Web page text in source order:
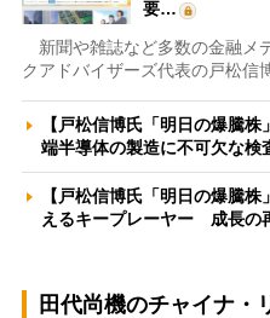
要…
新聞や雑誌など多数の金融メ
クアドバイザーズ代表の戸松信
【戸松信博氏「明日の爆騰
端半導体の製造に不可欠な
【戸松信博氏「明日の爆騰
えるキープレーヤー 成長の
田代尚機のチャイナ・